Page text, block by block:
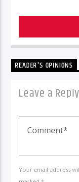
READER'S OPINIONS
Leave a Reply
Your email address